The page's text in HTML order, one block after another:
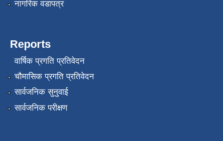
नागरिक वडापत्र
Reports
वार्षिक प्रगति प्रतिवेदन
चौमासिक प्रगति प्रतिवेदन
सार्वजनिक सुनुवाई
सार्वजनिक परीक्षण